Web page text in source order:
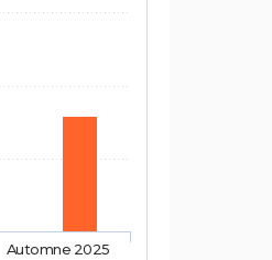
Automne 2025